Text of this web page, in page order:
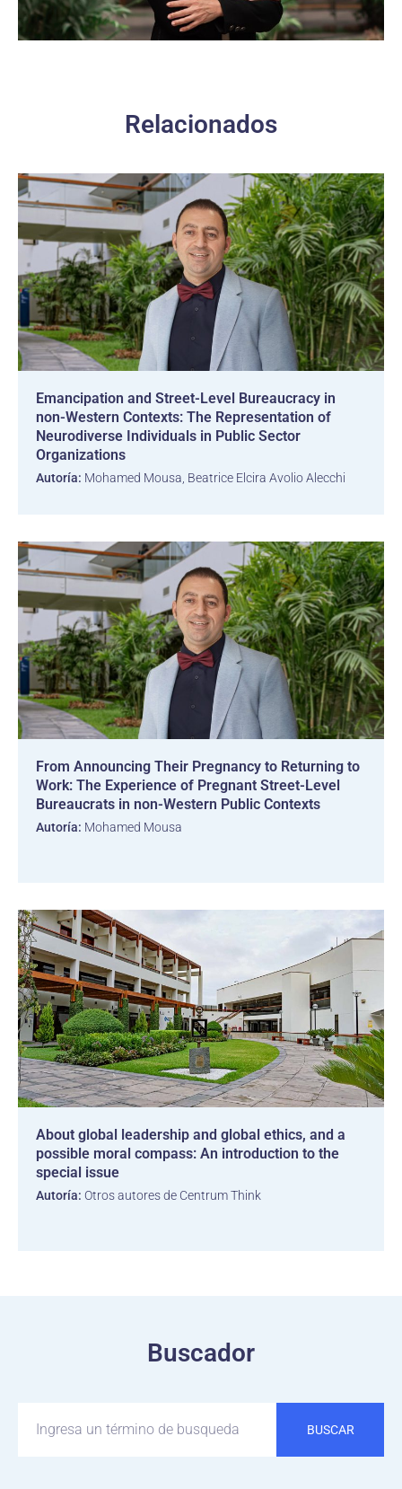
Relacionados
Emancipation and Street-Level Bureaucracy in
non-Western Contexts: The Representation of
Neurodiverse Individuals in Public Sector
Organizations
Autoría: Mohamed Mousa, Beatrice Elcira Avolio Alecchi
From Announcing Their Pregnancy to Returning to
Work: The Experience of Pregnant Street-Level
Bureaucrats in non-Western Public Contexts
Autoría: Mohamed Mousa
About global leadership and global ethics, and a
possible moral compass: An introduction to the
special issue
Autoría: Otros autores de Centrum Think
Buscador
BUSCAR